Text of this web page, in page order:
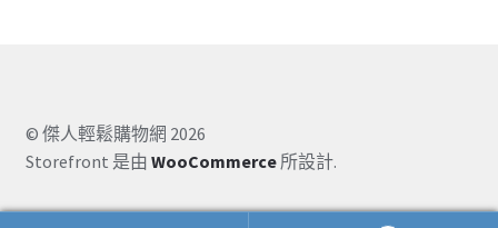
© 傑人輕鬆購物網 2026
Storefront 是由 WooCommerce所設計.